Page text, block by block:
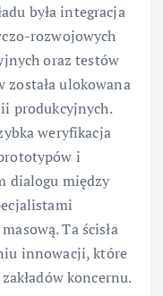
była integracja
rozwojowych
oraz testów
została ulokowana
produkcyjnych.
weryfikacja
i
dialogu między
Ta ścisła
innowacji, które
koncernu.